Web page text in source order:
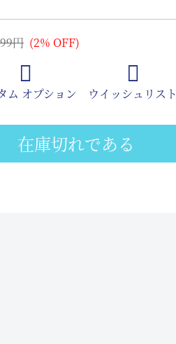
円 (2% OFF)
ム オプション ウイッシュリスト
在庫切れである